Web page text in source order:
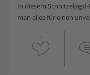
In diesem
man alles für einen
2